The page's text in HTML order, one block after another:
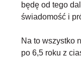
będę od tego
świadomość i
Na to wszystko
po 6,5 roku z